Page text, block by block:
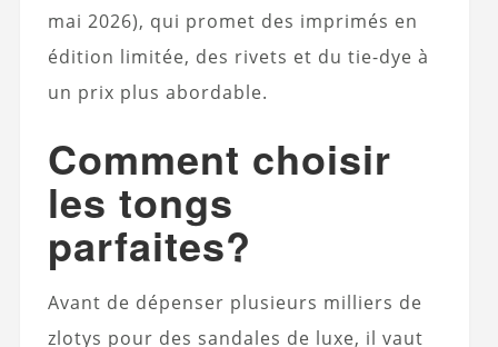
mai 2026), qui promet des imprimés en
édition limitée, des rivets et du tie-dye à
un prix plus abordable.
Comment choisir
les tongs
parfaites?
Avant de dépenser plusieurs milliers de
zlotys pour des sandales de luxe, il vaut